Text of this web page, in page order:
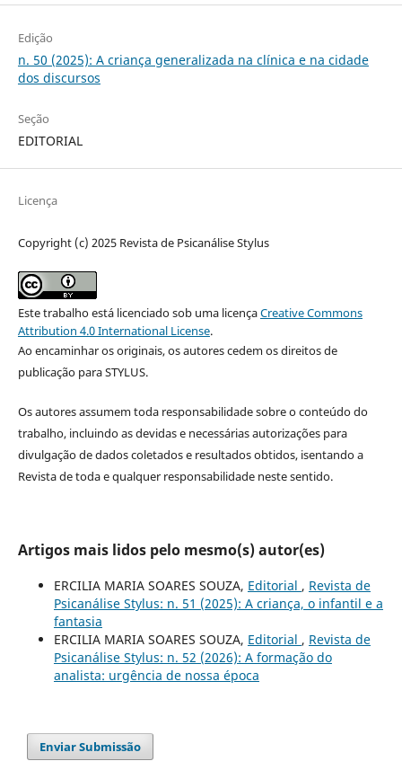
Edição
n. 50 (2025): A criança generalizada na clínica e na cidade
dos discursos
Seção
EDITORIAL
Licença
Copyright (c) 2025 Revista de Psicanálise Stylus
Este trabalho está licenciado sob uma licençaCreative Commons
Attribution 4.0 International License.
Ao encaminhar os originais, os autores cedem os direitos de
publicação para STYLUS.
Os autores assumem toda responsabilidade sobre o conteúdo do
trabalho, incluindo as devidas e necessárias autorizações para
divulgação de dados coletados e resultados obtidos, isentando a
Revista de toda e qualquer responsabilidade neste sentido.
Artigos mais lidos pelo mesmo(s) autor(es)
ERCILIA MARIA SOARES SOUZA, Editorial , Revista de
Psicanálise Stylus: n. 51 (2025): A criança, o infantil e a
fantasia
ERCILIA MARIA SOARES SOUZA, Editorial , Revista de
Psicanálise Stylus: n. 52 (2026): A formação do
analista: urgência de nossa época
Enviar Submissão